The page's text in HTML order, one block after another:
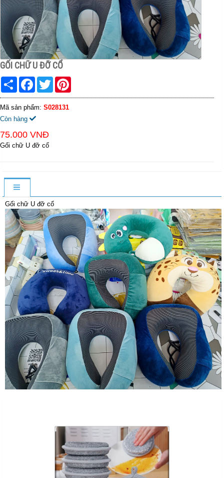
GỐI CHỮ U ĐỠ CỔ
Share FacebookTwitter
Mã sản phẩm: S028131
Còn hàng
75.000 VNĐ
Gối chữ U đỡ cổ
Gối chữ U đỡ cổ